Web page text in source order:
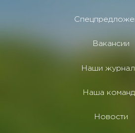
Вакансии
Наши
Наша
Новости